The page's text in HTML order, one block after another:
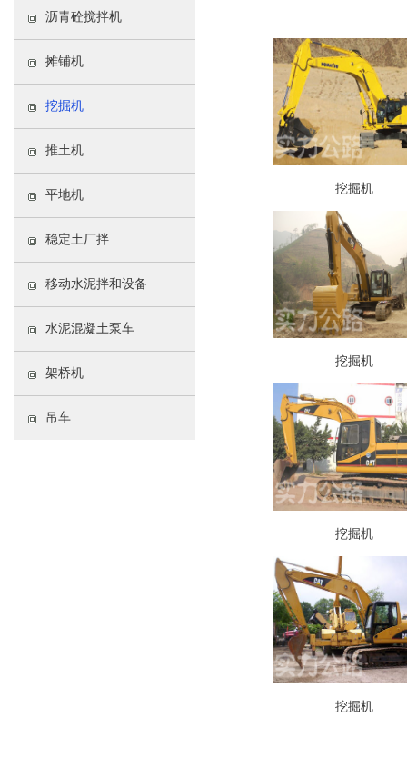
沥青砼搅拌机
摊铺机
挖掘机
推土机
平地机
稳定土厂拌
移动水泥拌和设备
水泥混凝土泵车
架桥机
吊车
挖掘机
挖掘机
挖掘机
挖掘机